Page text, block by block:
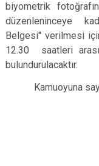
biyometrik
düzenleninceye
Belgesi" verilmesi
12.30 saatleri
bulundurulacaktır.
Kamuoyuna